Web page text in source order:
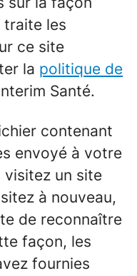
traite les
ce site
la politique de
Santé.
contenant
envoyé à votre
un site
à nouveau,
de reconnaître
façon, les
fournies